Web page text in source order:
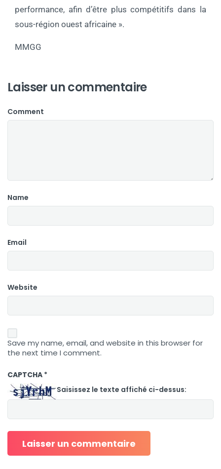
performance, afin d’être plus compétitifs dans la
sous-région ouest africaine ».
MMGG
Laisser un commentaire
Comment
Name
Email
Website
Save my name, email, and website in this browser for
the next time I comment.
CAPTCHA *
Saisissez le texte affiché ci-dessus: